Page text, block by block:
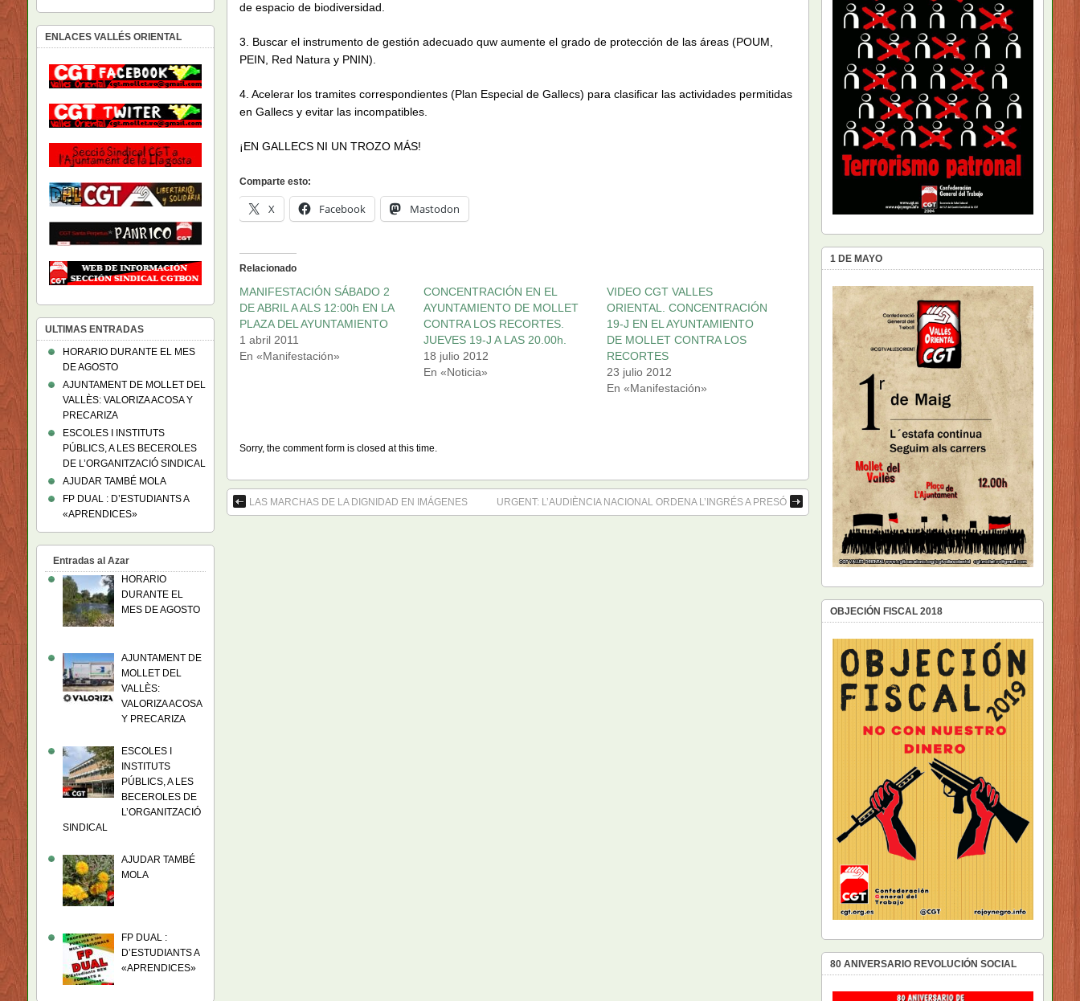
de espacio de biodiversidad.
3. Buscar el instrumento de gestión adecuado quw aumente el grado de protección de las áreas (POUM,
PEIN, Red Natura y PNIN).
4. Acelerar los tramites correspondientes (Plan Especial de Gallecs) para clasificar las actividades permitidas
en Gallecs y evitar las incompatibles.
¡EN GALLECS NI UN TROZO MÁS!
Comparte esto:
X Facebook Mastodon
Relacionado
MANIFESTACIÓN SÁBADO 2
DE ABRIL A ALS 12:00h EN LA
PLAZA DEL AYUNTAMIENTO
1 abril 2011
En «Manifestación»
CONCENTRACIÓN EN EL
AYUNTAMIENTO DE MOLLET
CONTRA LOS RECORTES.
JUEVES 19-J A LAS 20.00h.
18 julio 2012
En «Noticia»
VIDEO CGT VALLES
ORIENTAL. CONCENTRACIÓN
19-J EN EL AYUNTAMIENTO
DE MOLLET CONTRA LOS
RECORTES
23 julio 2012
En «Manifestación»
Sorry, the comment form is closed at this time.
LAS MARCHAS DE LA DIGNIDAD EN IMÁGENES URGENT: L’AUDIÈNCIA NACIONAL ORDENA L’INGRÉS A PRESÓ
ENLACES VALLÉS ORIENTAL
ULTIMAS ENTRADAS
HORARIO DURANTE EL MES
DE AGOSTO
AJUNTAMENT DE MOLLET DEL
VALLÈS: VALORIZA ACOSA Y
PRECARIZA
ESCOLES I INSTITUTS
PÚBLICS, A LES BECEROLES
DE L’ORGANITZACIÓ SINDICAL
AJUDAR TAMBÉ MOLA
FP DUAL : D’ESTUDIANTS A
«APRENDICES»
Entradas al Azar
HORARIO
DURANTE EL
MES DE AGOSTO
AJUNTAMENT DE
MOLLET DEL
VALLÈS:
VALORIZA ACOSA
Y PRECARIZA
ESCOLES I
INSTITUTS
PÚBLICS, A LES
BECEROLES DE
L’ORGANITZACIÓ
SINDICAL
AJUDAR TAMBÉ
MOLA
FP DUAL :
D’ESTUDIANTS A
«APRENDICES»
1 DE MAYO
OBJECIÓN FISCAL 2018
80 ANIVERSARIO REVOLUCIÓN SOCIAL